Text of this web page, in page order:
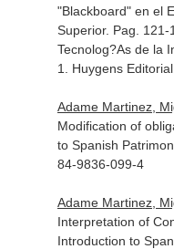
"Blackboard" en el
Superior. Pag. 121-
Tecnolog?As de la
1. Huygens
Adame Martinez,
Modification of
to Spanish
84-9836-099-4
Adame Martinez,
Interpretation of
Introduction to